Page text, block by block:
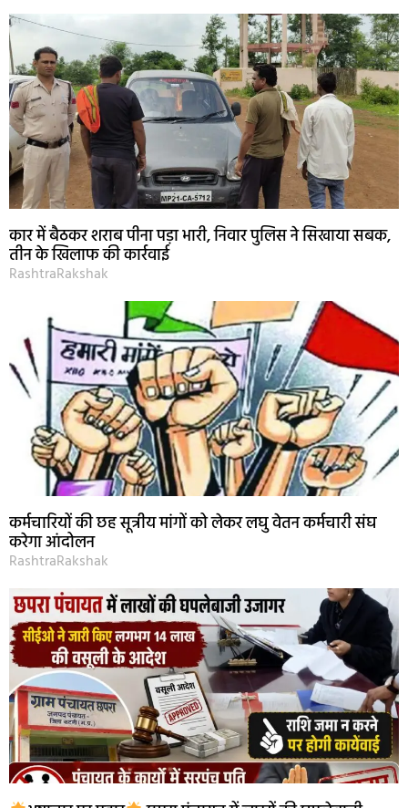
कार में बैठकर शराब पीना पड़ा भारी, निवार पुलिस ने सिखाया सबक,
तीन के खिलाफ की कार्रवाई
RashtraRakshak
कर्मचारियों की छह सूत्रीय मांगों को लेकर लघु वेतन कर्मचारी संघ
करेगा आंदोलन
RashtraRakshak